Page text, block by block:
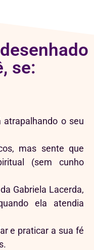
se:
atrapalhando o seu
mas sente que
(sem cunho
Gabriela Lacerda,
ela atendia
e praticar a sua fé